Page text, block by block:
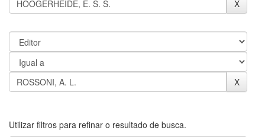
Utilizar filtros para refinar o resultado de busca.